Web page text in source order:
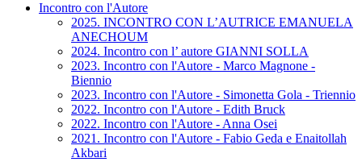
Incontro con l'Autore
2025. INCONTRO CON L’AUTRICE EMANUELA
ANECHOUM
2024. Incontro con l’ autore GIANNI SOLLA
2023. Incontro con l'Autore - Marco Magnone -
Biennio
2023. Incontro con l'Autore - Simonetta Gola - Triennio
2022. Incontro con l'Autore - Edith Bruck
2022. Incontro con l'Autore - Anna Osei
2021. Incontro con l'Autore - Fabio Geda e Enaitollah
Akbari